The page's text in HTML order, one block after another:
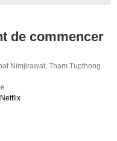
de commencer
Nimjirawat ,Tham Tupthong